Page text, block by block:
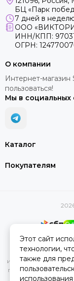
БЦ «Парк
7 дней в
ООО
ИНН/КПП:
ОГРН:
Каталог
Покупателям
О компании
Интернет-магазин
пользоваться!
Мы в социальных
Вся
информационный
публичной
Этот сайт
технологии,
также для